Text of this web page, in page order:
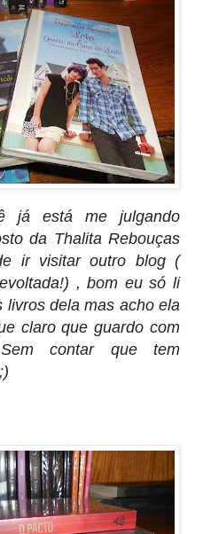
já está me julgando
da Thalita Rebouças
ir visitar outro blog (
, bom eu só li
livros dela mas acho ela
claro que guardo com
contar que tem